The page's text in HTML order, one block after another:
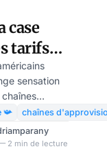
case
tarifs
sensation
se
non pas à
mais en
📯
chaînes
2 min de lecture